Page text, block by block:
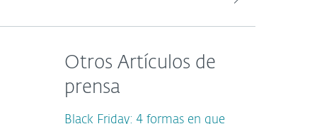
Otros Artículos de
prensa
Black Friday: 4 formas en que